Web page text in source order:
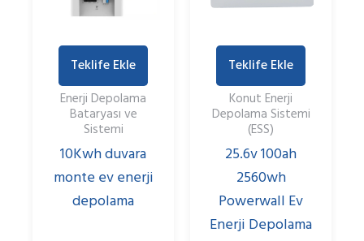
Teklife Ekle
Enerji Depolama
Bataryası ve
Sistemi
10Kwh duvara
monte ev enerji
depolama
Teklife Ekle
Konut Enerji
Depolama Sistemi
(ESS)
25.6v 100ah
2560wh
Powerwall Ev
Enerji Depolama